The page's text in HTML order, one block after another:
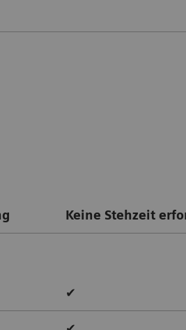
Keine Stehzeit
✔